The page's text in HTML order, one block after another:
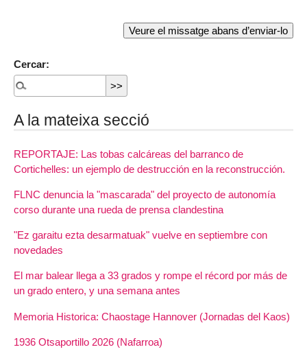
Cercar:
A la mateixa secció
REPORTAJE: Las tobas calcáreas del barranco de
Cortichelles: un ejemplo de destrucción en la reconstrucción.
FLNC denuncia la "mascarada" del proyecto de autonomía
corso durante una rueda de prensa clandestina
"Ez garaitu ezta desarmatuak" vuelve en septiembre con
novedades
El mar balear llega a 33 grados y rompe el récord por más de
un grado entero, y una semana antes
Memoria Historica: Chaostage Hannover (Jornadas del Kaos)
1936 Otsaportillo 2026 (Nafarroa)